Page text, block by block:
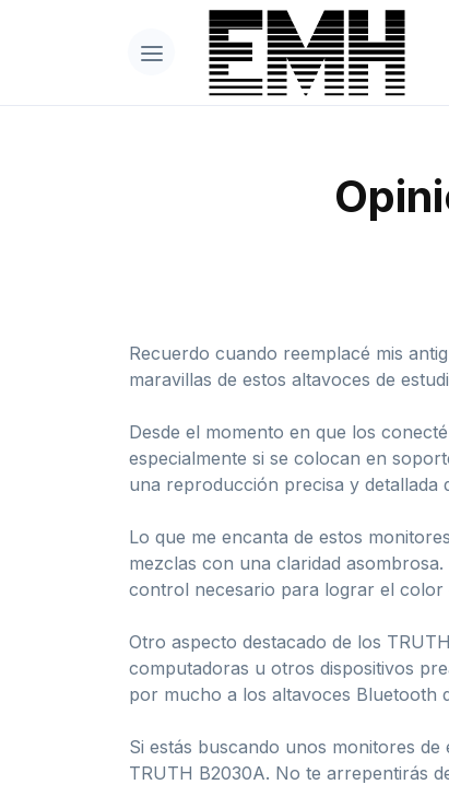
Recuerdo cuando reemplacé mis
maravillas de estos altavoces de
Desde el momento en que los
especialmente si se colocan en
una reproducción precisa y detallada
Lo que me encanta de estos
mezclas con una claridad
control necesario para lograr el color
Otro aspecto destacado de los
computadoras u otros dispositivos
por mucho a los altavoces Bluetooth
Si estás buscando unos monitores
TRUTH B2030A. No te arrepentirás